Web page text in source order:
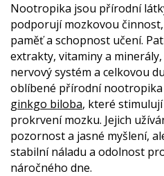
Nootropika jsou přírodní
podporují mozkovou
paměť a schopnost učení.
extrakty, vitaminy a
nervový systém a celkovou
oblíbené přírodní
ginkgo biloba, které
prokrvení mozku. Jejich
pozornost a jasné myšlení,
stabilní náladu a odolnost
náročného dne.